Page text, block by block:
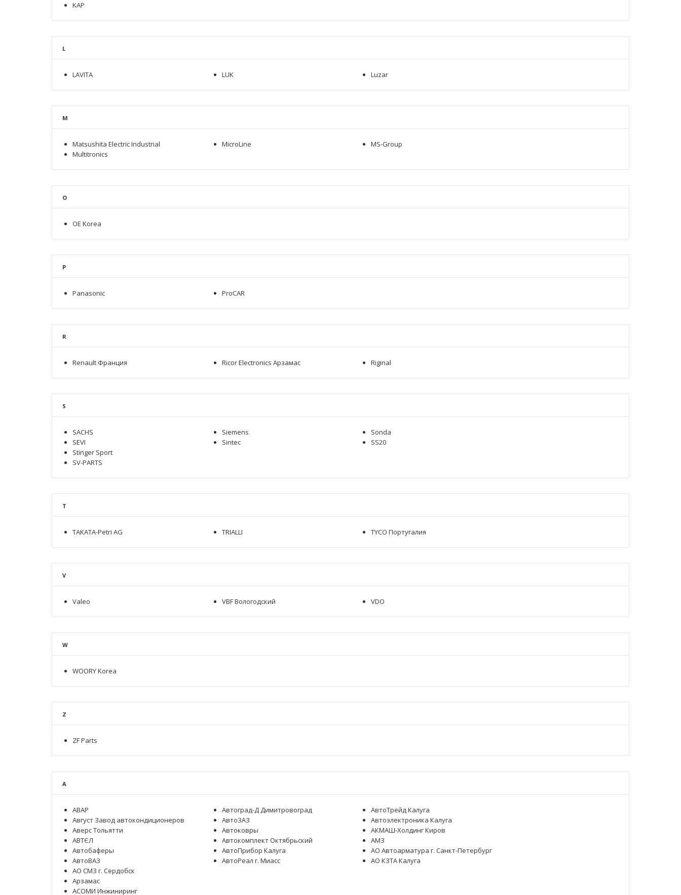
KAP
L
LAVITA LUK Luzar
M
Matsushita Electric Industrial MicroLine
MS-Group
Multitronics
O
OE Korea
P
Panasonic ProCAR
R
Renault Франция Ricor Electronics Арзамас Riginal
S
SACHS
SEVI
Siemens
Sintec
Sonda
SS20
Stinger Sport
SV-PARTS
T
TAKATA-Рetri AG TRIALLI TYCO Португалия
V
Valeo VBF Вологодский VDO
W
WOORY Korea
Z
ZF Parts
А
АВАР
Август Завод автокондиционеров
Аверс Тольятти
АВТЄЛ
Автобаферы
АвтоВАЗ
Автоград-Д Димитровоград
АвтоЗАЗ
Автоковры
Автокомплект Октябрьский
АвтоПрибор Калуга
АвтоРеал г. Миасс
АвтоТрейд Калуга
Автоэлектроника Калуга
АКМАШ-Холдинг Киров
АМЗ
АО Автоарматура г. Санкт-Петербург
АО КЗТА Калуга
АО СМЗ г. Сердобск
Арзамас
АСОМИ Инжиниринг